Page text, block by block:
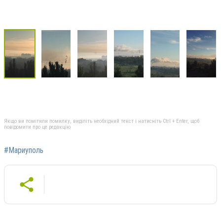
Якщо ви помітили помилку, виділіть необхідний текст і натисніть Ctrl + Enter, щоб
повідомити про це редакцію
#Мариуполь